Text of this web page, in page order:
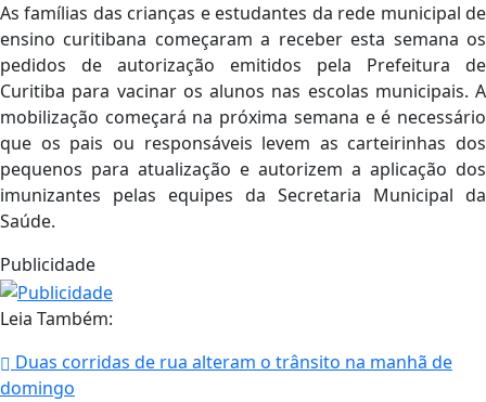
As famílias das crianças e estudantes da rede municipal de
ensino curitibana começaram a receber esta semana os
pedidos de autorização emitidos pela Prefeitura de
Curitiba para vacinar os alunos nas escolas municipais. A
mobilização começará na próxima semana e é necessário
que os pais ou responsáveis levem as carteirinhas dos
pequenos para atualização e autorizem a aplicação dos
imunizantes pelas equipes da Secretaria Municipal da
Saúde.
Publicidade
Leia Também:
Duas corridas de rua alteram o trânsito na manhã de
domingo